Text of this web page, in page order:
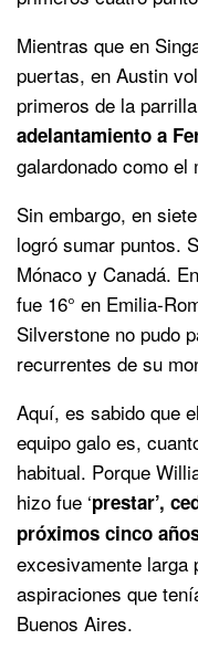
Mientras que en
puertas, en Austin
primeros de la
adelantamiento a
galardonado como el
Sin embargo, en
logró sumar puntos.
Mónaco y Canadá.
fue 16° en Emilia-
Silverstone no pudo
recurrentes de su
Aquí, es sabido que
equipo galo es,
habitual. Porque
hizo fue ‘prestar’,
próximos cinco
excesivamente larga
aspiraciones que
Buenos Aires.